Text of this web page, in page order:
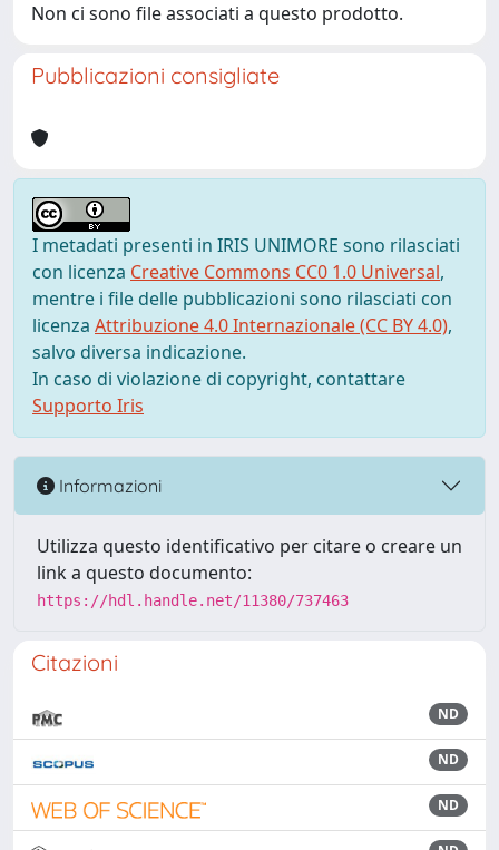
Non ci sono file associati a questo prodotto.
Pubblicazioni consigliate
I metadati presenti in IRIS UNIMORE sono rilasciati
con licenza Creative Commons CC0 1.0 Universal,
mentre i file delle pubblicazioni sono rilasciati con
licenza Attribuzione 4.0 Internazionale (CC BY 4.0),
salvo diversa indicazione.
In caso di violazione di copyright, contattare
Supporto Iris
Informazioni
Utilizza questo identificativo per citare o creare un
link a questo documento:
https://hdl.handle.net/11380/737463
Citazioni
ND
ND
ND